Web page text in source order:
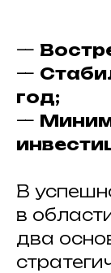
—
—
год;
—
В
в
два